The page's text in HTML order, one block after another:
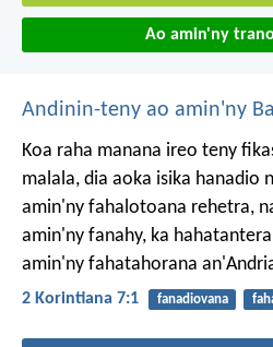
Ao amin'ny
Andinin-teny ao amin'ny
Koa raha manana ireo teny
malala, dia aoka isika hanadio
amin'ny fahalotoana rehetra,
amin'ny fanahy, ka
amin'ny fahatahorana
2 Korintiana 7:1 fanadiovana